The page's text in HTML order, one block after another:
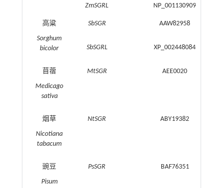
ZmSGRL NP_001130909
高粱
Sorghum
bicolor
SbSGR AAW82958
SbSGRL XP_002448084
苜蓿
Medicago
sativa
MtSGR AEE0020
烟草
Nicotiana
tabacum
NtSGR ABY19382
豌豆
Pisum
PsSGR BAF76351